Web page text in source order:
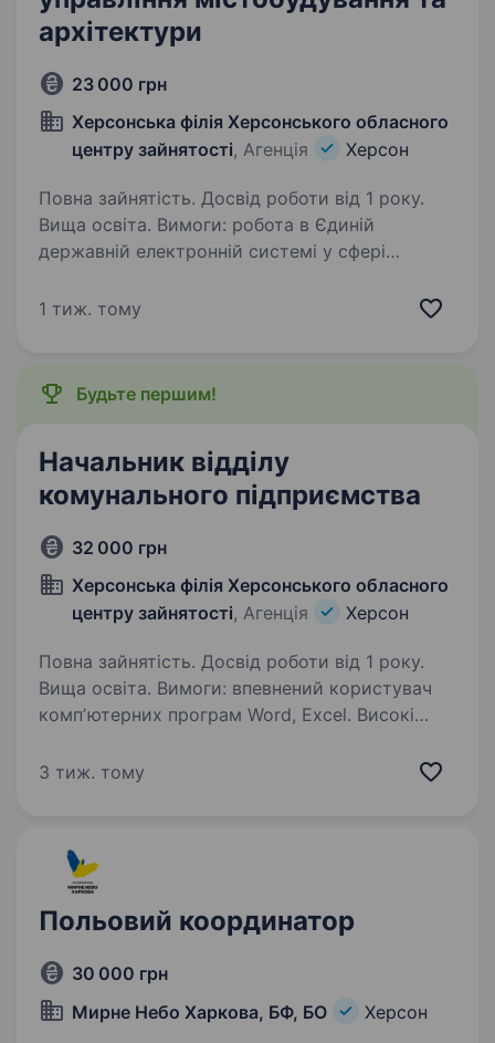
архітектури
23 000 грн
Херсонська філія Херсонського обласного
центру зайнятості, Агенція Херсон
Повна зайнятість. Досвід роботи від 1 року.
Вища освіта. Вимоги: робота в Єдиній
державній електронній системі у сфері
документи. Умови роботи: 5-денний робочий
1 тиж. тому
Будьте першим!
Начальник відділу
комунального підприємства
32 000 грн
Херсонська філія Херсонського обласного
центру зайнятості, Агенція Херсон
Повна зайнятість. Досвід роботи від 1 року.
Вища освіта. Вимоги: впевнений користувач
компʼютерних програм Word, Excel. Високі
первинного бухгалтерського обліку. Умови
3 тиж. тому
Польовий координатор
30 000 грн
Мирне Небо Харкова, БФ, БО
Херсон